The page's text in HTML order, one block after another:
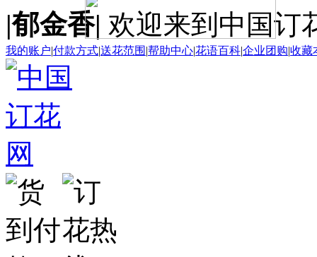
|郁金香| 欢迎来到中国订
我的账户|付款方式|送花范围 |帮助中心|花语百科|企业团购|收藏